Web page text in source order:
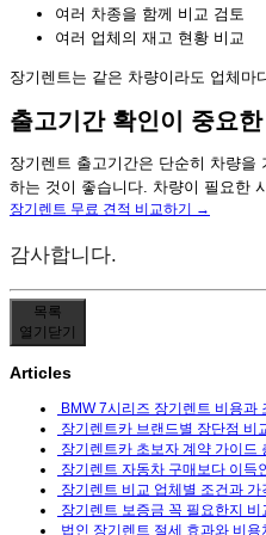
여러 차종을 함께 비교 검토
여러 업체의 재고 현황 비교
장기렌트는 같은 차량이라도 업체마
출고기간 확인이 중요
장기렌트 출고기간은 단순히 차량
하는 것이 좋습니다. 차량이 필요한
장기렌트 무료 견적 비교하기 →
감사합니다.
목록
열기 닫기
Articles
BMW 7시리즈 장기렌트 비용과
장기렌트카 브랜드별 장단점 비
장기렌트카 초보자 계약 가이드
장기렌트 자동차 구매보다 이득
장기렌트 비교 업체별 조건과 가
장기렌트 보증금 꼭 필요한지 비
법인 장기렌트 절세 효과와 비용